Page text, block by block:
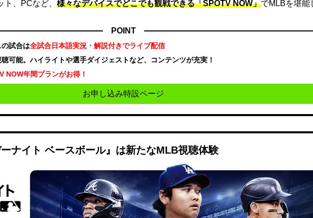
、PCなど、 様々なデバイスでどこでも観戦できる「SPOTV NOW」でMLBを堪能
POINT
試合は全試合日本語実況・解説付きでライブ配信
可能。ハイライトや選手ダイジェストなど、コンテンツが充実！
NOW年間プランがお得！
お申し込み特設ページ
ーナイト ベースボール』は新たなMLB視聴体験